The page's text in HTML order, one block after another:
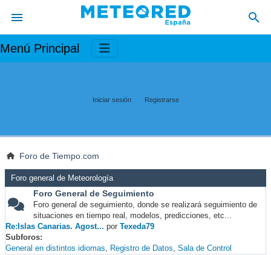
Menú Principal
Iniciar sesión Registrarse
Foro de Tiempo.com
Foro general de Meteorología
Foro General de Seguimiento
Foro general de seguimiento, donde se realizará seguimiento de
situaciones en tiempo real, modelos, predicciones, etc...
Re:Islas Canarias. Agost... por Texeda79
Subforos
General en distintos idiomas
Registro de Datos Sala de Control